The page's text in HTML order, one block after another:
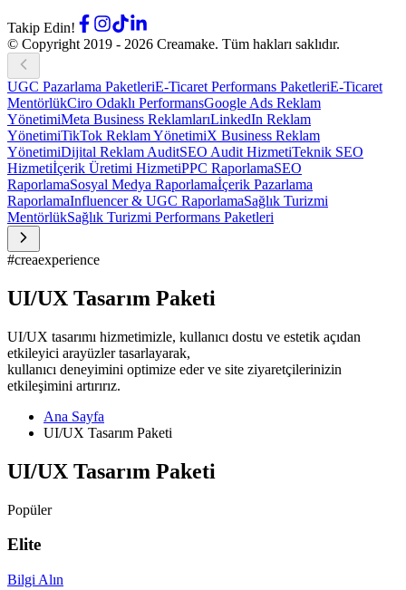
Takip Edin!
© Copyright 2019 - 2026 Creamake. Tüm hakları saklıdır.
UGC Pazarlama PaketleriE-Ticaret Performans PaketleriE-Ticaret
MentörlükCiro Odaklı PerformansGoogle Ads Reklam
YönetimiMeta Business ReklamlarıLinkedIn Reklam
YönetimiTikTok Reklam YönetimiX Business Reklam
YönetimiDijital Reklam AuditSEO Audit HizmetiTeknik SEO
Hizmetiİçerik Üretimi HizmetiPPC RaporlamaSEO
RaporlamaSosyal Medya Raporlamaİçerik Pazarlama
RaporlamaInfluencer & UGC RaporlamaSağlık Turizmi
MentörlükSağlık Turizmi Performans Paketleri
#creaexperience
UI/UX Tasarım Paketi
UI/UX tasarımı hizmetimizle, kullanıcı dostu ve estetik açıdan
etkileyici arayüzler tasarlayarak,
kullanıcı deneyimini optimize eder ve site ziyaretçilerinizin
etkileşimini artırırız.
Ana Sayfa
UI/UX Tasarım Paketi
UI/UX Tasarım Paketi
Popüler
Elite
Bilgi Alın